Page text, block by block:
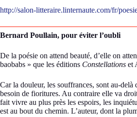
http://salon-litteraire.linternaute.com/fr/
Bernard Poullain, pour éviter l’oubli
De la poésie on attend beauté, d’elle on
baobabs » que les éditions Constellations et
Car la douleur, les souffrances, sont au-delà
besoin de fioritures. Au contraire elle va
fait vivre au plus près les espoirs, les
est au bout du chemin. L’auteur, dont la